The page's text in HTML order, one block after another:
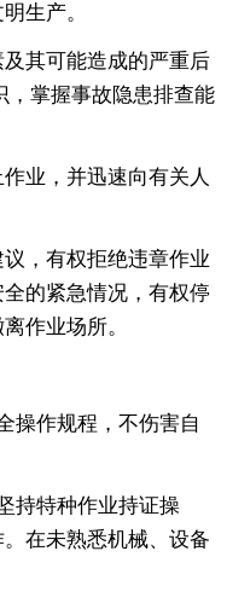
生产。
其可能造成的严重后
，掌握事故隐患排查能
业，并迅速向有关人
，有权拒绝违章作业
的紧急情况，有权停
作业场所。
操作规程，不伤害自
持特种作业持证操
在未熟悉机械、设备